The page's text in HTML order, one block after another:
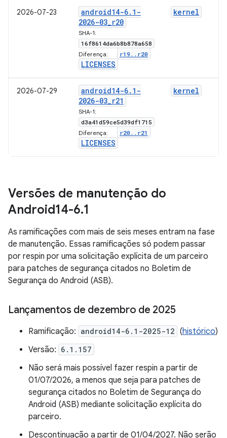
2026-07-23 android14-6. 1-
2026-03_r20
SHA-1:
16f8614da6b8b878a658
Diferença: r19 . . r20
LICENSES
kernel
2026-07-29 android14-6. 1-
2026-03_r21
SHA-1:
d3a41d59ce5d39df1715
Diferença: r20 . . r21
LICENSES
kernel
Versões de manutenção do
Android14-6.1
As ramificações com mais de seis meses entram na fase
de manutenção. Essas ramificações só podem passar
por respin por uma solicitação explícita de um parceiro
para patches de segurança citados no Boletim de
Segurança do Android (ASB).
Lançamentos de dezembro de 2025
Ramificação: android14-6.1-2025-12 (histórico)
Versão: 6.1.157
Não será mais possível fazer respin a partir de
01/07/2026, a menos que seja para patches de
segurança citados no Boletim de Segurança do
Android (ASB) mediante solicitação explícita do
parceiro.
Descontinuação a partir de 01/04/2027. Não serão